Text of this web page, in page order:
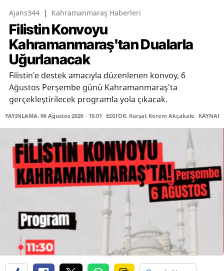
Ajans344 | Kahramanmaraş Haberleri
Filistin Konvoyu
Kahramanmaraş'tan Dualarla
Uğurlanacak
Filistin'e destek amacıyla düzenlenen konvoy, 6
Ağustos Perşembe günü Kahramanmaraş'ta
gerçekleştirilecek programla yola çıkacak.
YAYINLAMA: 06 Ağustos 2026 - 10:01 EDİTÖR: Kürşat Kerem Akçakale